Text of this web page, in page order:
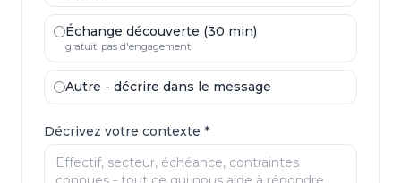
Échange découverte (30 min)
gratuit, pas d'engagement
Autre - décrire dans le message
Décrivez votre contexte *